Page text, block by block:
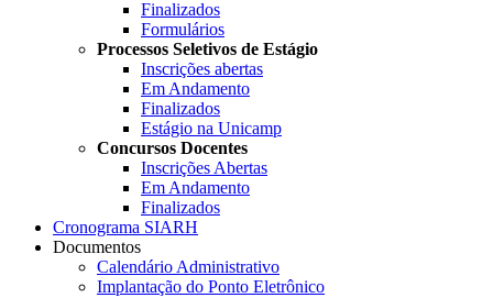
Finalizados
Formulários
Processos Seletivos de Estágio
Inscrições abertas
Em Andamento
Finalizados
Estágio na Unicamp
Concursos Docentes
Inscrições Abertas
Em Andamento
Finalizados
Cronograma SIARH
Documentos
Calendário Administrativo
Implantação do Ponto Eletrônico